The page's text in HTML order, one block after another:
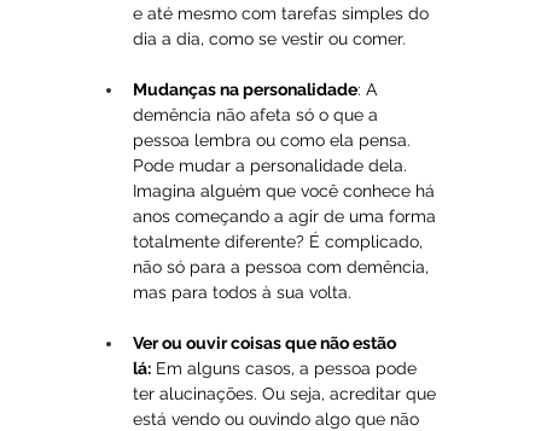
e até mesmo com tarefas simples do
dia a dia, como se vestir ou comer.
Mudanças na personalidade: A
demência não afeta só o que a
pessoa lembra ou como ela pensa.
Pode mudar a personalidade dela.
Imagina alguém que você conhece há
anos começando a agir de uma forma
totalmente diferente? É complicado,
não só para a pessoa com demência,
mas para todos à sua volta.
Ver ou ouvir coisas que não estão
lá: Em alguns casos, a pessoa pode
ter alucinações. Ou seja, acreditar que
está vendo ou ouvindo algo que não